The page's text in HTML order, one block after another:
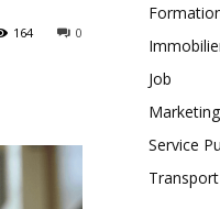
0
164
Job
Marketing
Service
Transport